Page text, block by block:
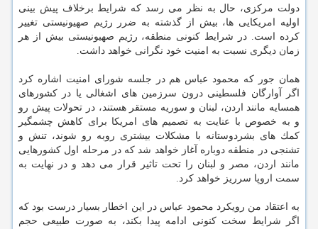
دولت مركزی، حال به نظر می رسد كه شرایط برخلاف پیش بینی
اولیه امریكایی ها، بیش از گذشته به ضرر رژیم صهیونیستی تغییر
كرده است. در شرایط كنونی منطقه، رژیم صهیونیستی بیش از هر
زمان دیگری نسبت به امنیت خود نگرانی خواهد داشت.
همان جور كه محمود عباس هم در جلسه شورای امنیت اشاره كرد
اگر آوارگان فلسطینی درون سرزمین های اشغالی یا در كشورهای
همسایه مانند اردن، لبنان و سوریه مستقر هستند، در تحولات پیش رو
و به خصوص با عنایت به تصمیم های امریكا برای كاهش چشمگیر
كمك های بشردوستانه با مشكلات بیشتری روبه رو شوند، تنش و
تشنجی در منطقه دوباره آغاز خواهد شد كه در مرحله اول كشورهایی
مانند اردن، مصر و لبنان را تحت تاثیر قرار می دهد و در نهایت به
سمت اروپا سرریز خواهد كرد.
به اعتقاد من رویكرد محمود عباس در این اخطار بسیار درست بود كه
اگر شرایط سخت كنونی ادامه پیدا بكند، به صورت طبیعی حجم